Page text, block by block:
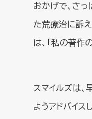
おかげで、さっ
た荒療治に訴え
は、「私の著作
スマイルズは
ようアドバイス